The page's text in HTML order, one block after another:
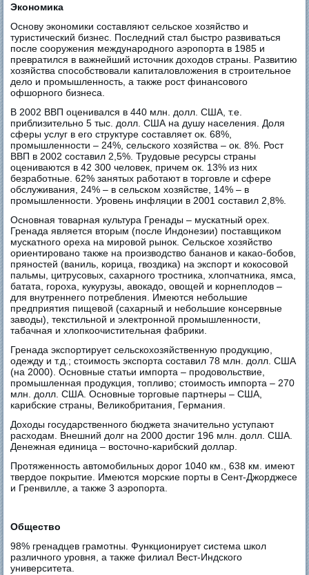
Экономика
Основу экономики составляют сельское хозяйство и
туристический бизнес. Последний стал быстро развиваться
после сооружения международного аэропорта в 1985 и
превратился в важнейший источник доходов страны. Развитию
хозяйства способствовали капиталовложения в строительное
дело и промышленность, а также рост финансового
офшорного бизнеса.
В 2002 ВВП оценивался в 440 млн. долл. США, т.е.
приблизительно 5 тыс. долл. США на душу населения. Доля
сферы услуг в его структуре составляет ок. 68%,
промышленности – 24%, сельского хозяйства – ок. 8%. Рост
ВВП в 2002 составил 2,5%. Трудовые ресурсы страны
оцениваются в 42 300 человек, причем ок. 13% из них
безработные. 62% занятых работают в торговле и сфере
обслуживания, 24% – в сельском хозяйстве, 14% – в
промышленности. Уровень инфляции в 2001 составил 2,8%.
Основная товарная культура Гренады – мускатный орех.
Гренада является вторым (после Индонезии) поставщиком
мускатного ореха на мировой рынок. Сельское хозяйство
ориентировано также на производство бананов и какао-бобов,
пряностей (ваниль, корица, гвоздика) на экспорт и кокосовой
пальмы, цитрусовых, сахарного тростника, хлопчатника, ямса,
батата, гороха, кукурузы, авокадо, овощей и корнеплодов –
для внутреннего потребления. Имеются небольшие
предприятия пищевой (сахарный и небольшие консервные
заводы), текстильной и электронной промышленности,
табачная и хлопкоочистительная фабрики.
Гренада экспортирует сельскохозяйственную продукцию,
одежду и т.д.; стоимость экспорта составил 78 млн. долл. США
(на 2000). Основные статьи импорта – продовольствие,
промышленная продукция, топливо; стоимость импорта – 270
млн. долл. США. Основные торговые партнеры – США,
карибские страны, Великобритания, Германия.
Доходы государственного бюджета значительно уступают
расходам. Внешний долг на 2000 достиг 196 млн. долл. США.
Денежная единица – восточно-карибский доллар.
Протяженность автомобильных дорог 1040 км., 638 км. имеют
твердое покрытие. Имеются морские порты в Сент-Джорджесе
и Гренвилле, а также 3 аэропорта.
Общество
98% гренадцев грамотны. Функционирует система школ
различного уровня, а также филиал Вест-Индского
университета.